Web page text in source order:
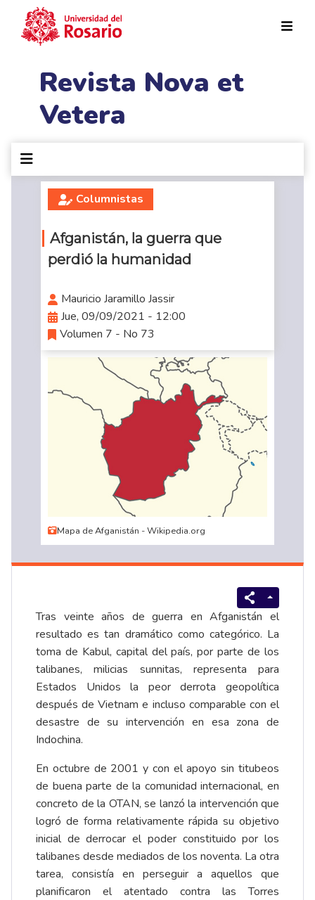
Revista Nova et
Vetera
Columnistas
Afganistán, la guerra que
perdió la humanidad
Mauricio Jaramillo Jassir
Jue, 09/09/2021 - 12:00
Volumen 7 - No 73
Mapa de Afganistán - Wikipedia.org
Tras veinte años de guerra en Afganistán el
resultado es tan dramático como categórico. La
toma de Kabul, capital del país, por parte de los
talibanes, milicias sunnitas, representa para
Estados Unidos la peor derrota geopolítica
después de Vietnam e incluso comparable con el
desastre de su intervención en esa zona de
Indochina.
En octubre de 2001 y con el apoyo sin titubeos
de buena parte de la comunidad internacional, en
concreto de la OTAN, se lanzó la intervención que
logró de forma relativamente rápida su objetivo
inicial de derrocar el poder constituido por los
talibanes desde mediados de los noventa. La otra
tarea, consistía en perseguir a aquellos que
planificaron el atentado contra las Torres